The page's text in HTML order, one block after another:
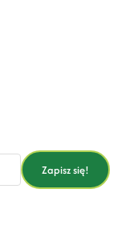
Zapisz się!